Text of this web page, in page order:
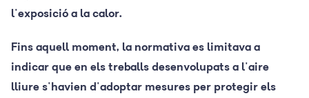
l'exposició a la calor.
Fins aquell moment, la normativa es limitava a
indicar que en els treballs desenvolupats a l'aire
lliure s'havien d'adoptar mesures per protegir els